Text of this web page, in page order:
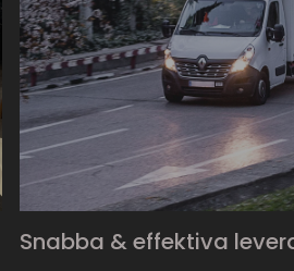
Snabba & effektiva